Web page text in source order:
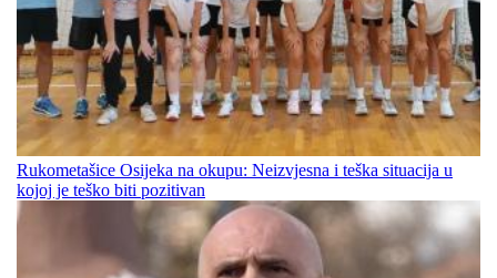
Rukometašice Osijeka na okupu: Neizvjesna i teška situacija u
kojoj je teško biti pozitivan